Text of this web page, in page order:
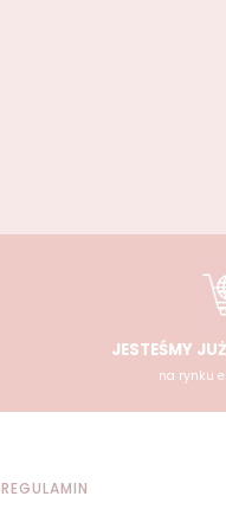
JESTEŚMY
na rynku
REGULAMIN